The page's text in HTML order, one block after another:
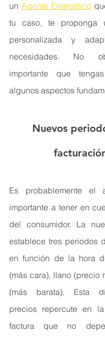
un Agente Energético
tu caso, te proponga
personalizada y
necesidades. No
importante que
algunos aspectos
Nuevos
Es probablemente el
importante a tener en
del consumidor. La
establece tres periodos
en función de la hora
(más cara), llano (precio
(más barata). Esta
precios repercute en
factura que no